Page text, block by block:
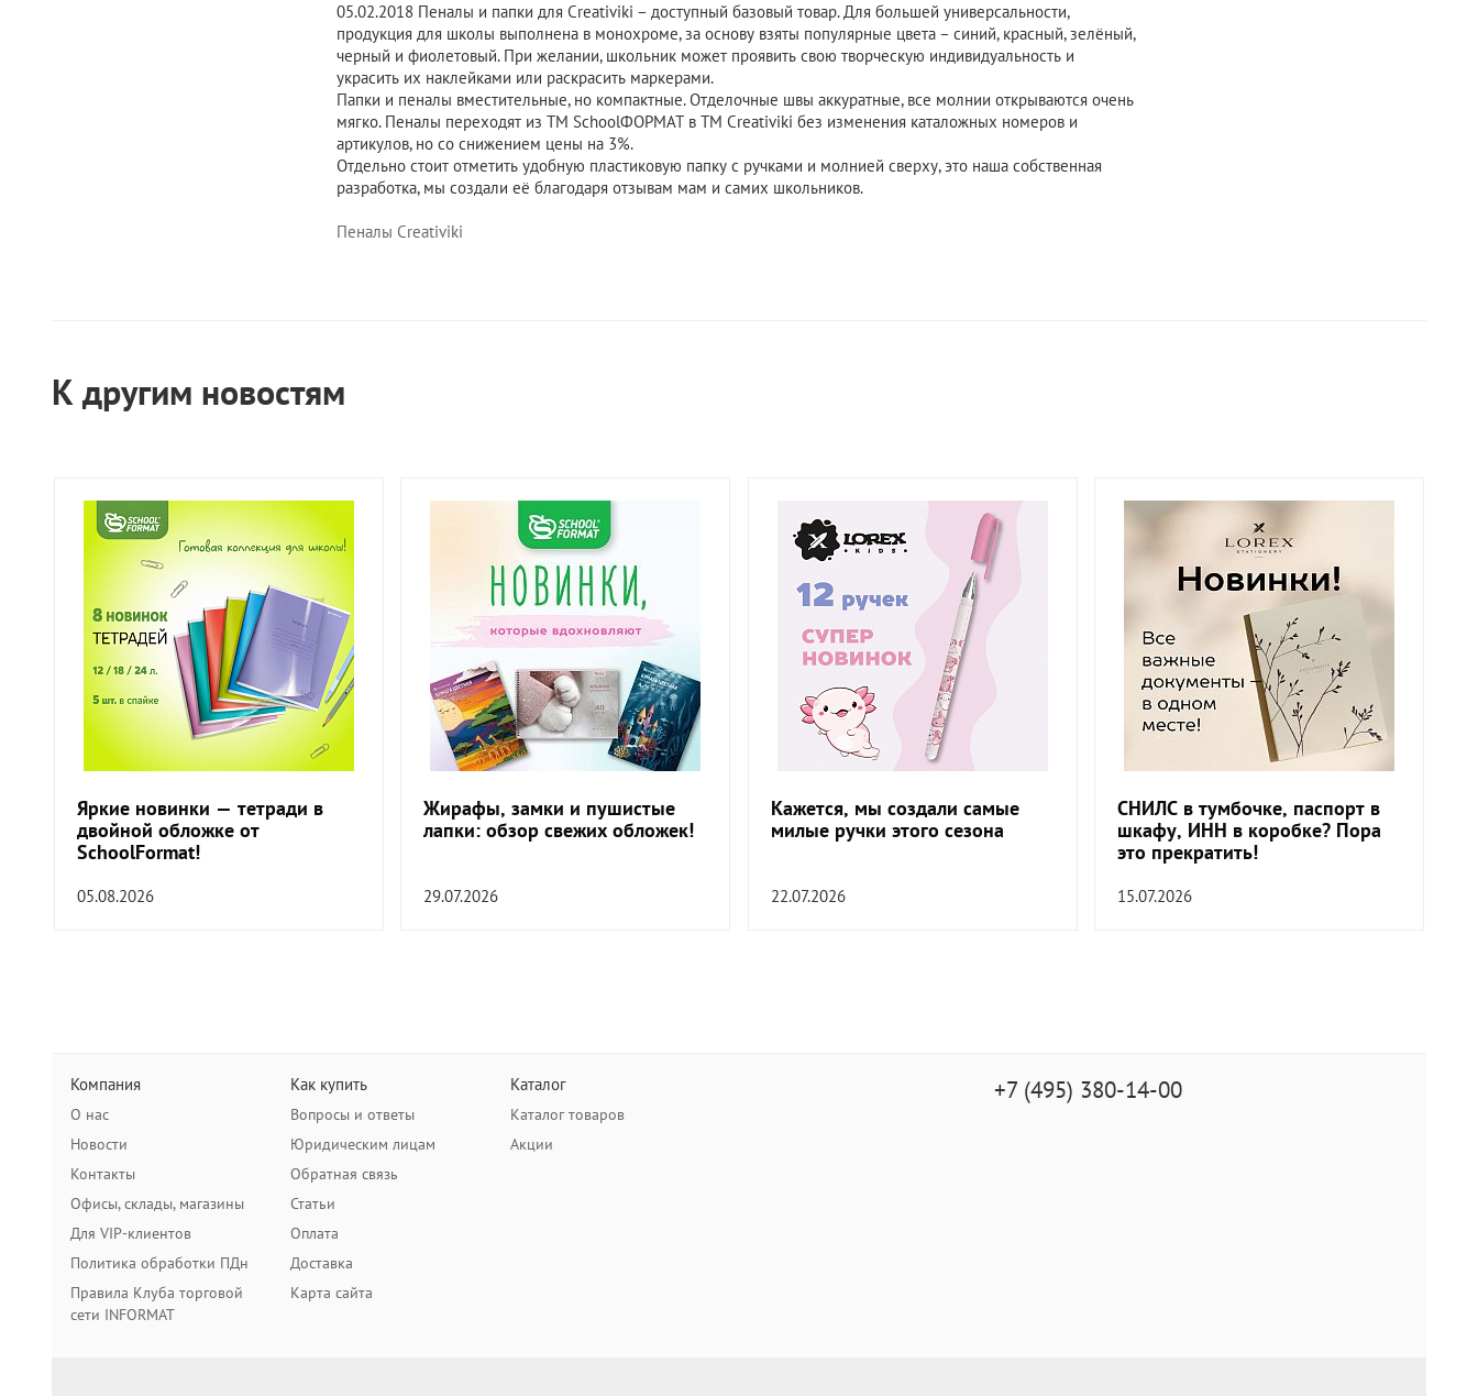
05.02.2018 Пеналы и папки для Creativiki – доступный базовый товар. Для большей универсальности,
продукция для школы выполнена в монохроме, за основу взяты популярные цвета – синий, красный, зелёный,
черный и фиолетовый. При желании, школьник может проявить свою творческую индивидуальность и
украсить их наклейками или раскрасить маркерами.
Папки и пеналы вместительные, но компактные. Отделочные швы аккуратные, все молнии открываются очень
мягко. Пеналы переходят из ТМ SchoolФОРМАТ в ТМ Creativiki без изменения каталожных номеров и
артикулов, но со снижением цены на 3%.
Отдельно стоит отметить удобную пластиковую папку с ручками и молнией сверху, это наша собственная
разработка, мы создали её благодаря отзывам мам и самих школьников.
Пеналы Creativiki
К другим новостям
Яркие новинки — тетради в
двойной обложке от
SchoolFormat!
05.08.2026
Жирафы, замки и пушистые
лапки: обзор свежих обложек!
29.07.2026
Кажется, мы создали самые
милые ручки этого сезона
22.07.2026
СНИЛС в тумбочке, паспорт в
шкафу, ИНН в коробке? Пора
это прекратить!
15.07.2026
Компания
О нас
Новости
Контакты
Офисы, склады, магазины
Для VIP-клиентов
Политика обработки ПДн
Правила Клуба торговой
сети INFORMAT
Как купить
Вопросы и ответы
Юридическим лицам
Обратная связь
Статьи
Оплата
Доставка
Карта сайта
Каталог
Каталог товаров
Акции
+7 (495) 380-14-00